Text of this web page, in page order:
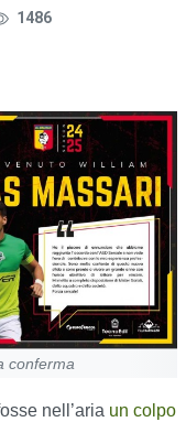
1486
conferma
nell’aria un colpo